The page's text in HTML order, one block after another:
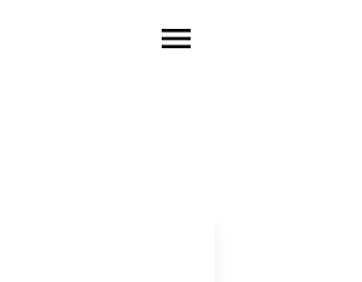
menu